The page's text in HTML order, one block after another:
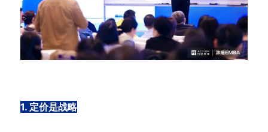
1. 定价是战略